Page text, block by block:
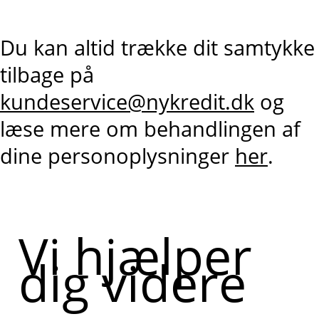
Du kan altid trække dit samtykke
tilbage på
kundeservice@nykredit.dk og
læse mere om behandlingen af
dine personoplysninger her.
Vi hjælper
dig videre